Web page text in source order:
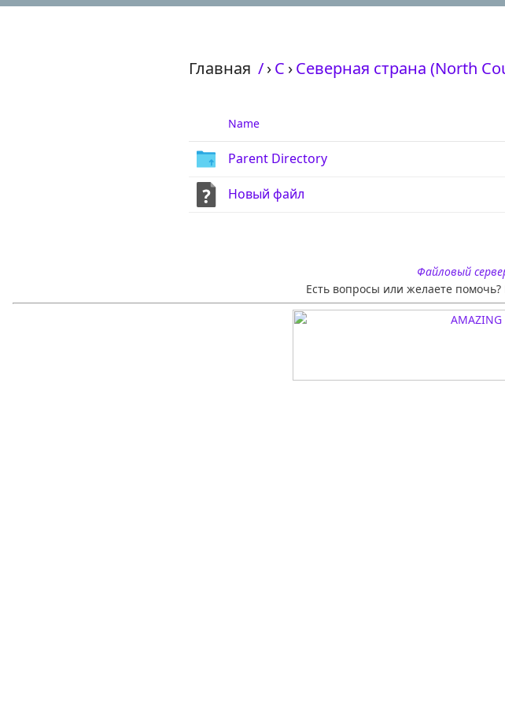
Главная /›С ›Северная страна (North
Name
Parent Directory
Новый файл
Файловый
Есть вопросы или желаете